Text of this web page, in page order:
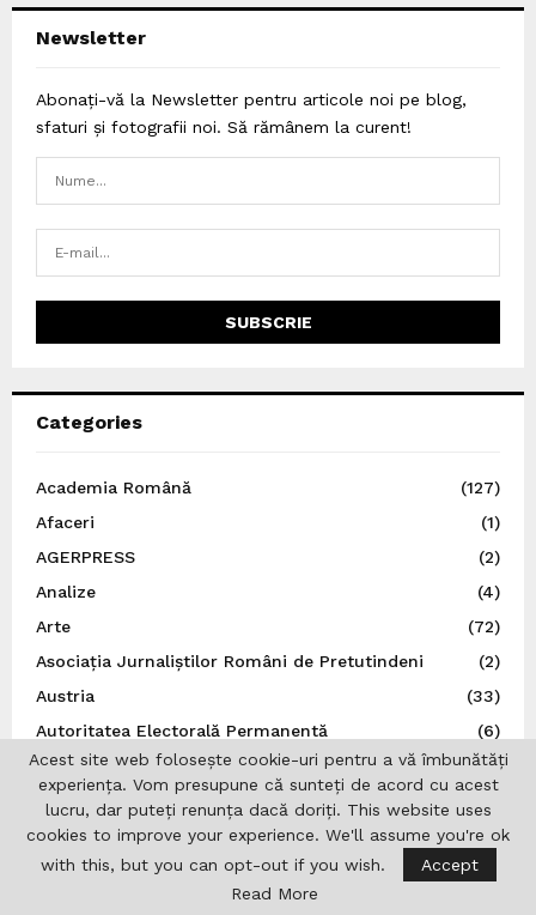
Newsletter
Abonați-vă la Newsletter pentru articole noi pe blog,
sfaturi și fotografii noi. Să rămânem la curent!
Categories
Academia Română
(127)
Afaceri
(1)
AGERPRESS
(2)
Analize
(4)
Arte
(72)
Asociația Jurnaliștilor Români de Pretutindeni
(2)
Austria
(33)
Autoritatea Electorală Permanentă
(6)
Basarabia
(5)
Belgia
Benzi Desenate
(15)
Bruxelles
(10)
Acest site web folosește cookie-uri pentru a vă îmbunătăți
experiența. Vom presupune că sunteți de acord cu acest
lucru, dar puteți renunța dacă doriți. This website uses
cookies to improve your experience. We'll assume you're ok
with this, but you can opt-out if you wish.
Accept
Read More